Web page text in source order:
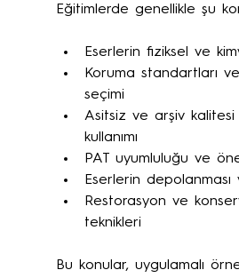
Eğitimlerde genellikle şu
Eserlerin fiziksel ve
Koruma standartları
seçimi
Asitsiz ve arşiv kalitesi
kullanımı
PAT uyumluluğu ve
Eserlerin
Restorasyon ve
teknikleri
Bu konular, uygulamalı